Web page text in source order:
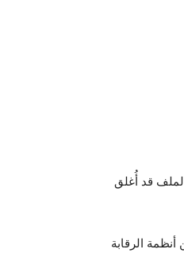
الملف قد أُغلق
الرقابة